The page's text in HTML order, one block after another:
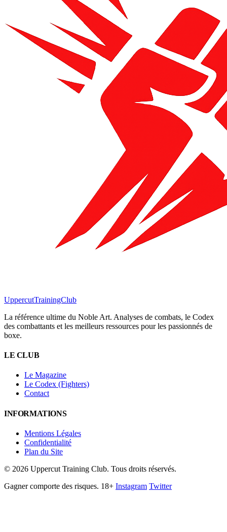
UppercutTrainingClub
La référence ultime du Noble Art. Analyses de combats, le Codex
des combattants et les meilleurs ressources pour les passionnés de
boxe.
LE CLUB
Le Magazine
Le Codex (Fighters)
Contact
INFORMATIONS
Mentions Légales
Confidentialité
Plan du Site
© 2026 Uppercut Training Club. Tous droits réservés.
Gagner comporte des risques. 18+ Instagram Twitter